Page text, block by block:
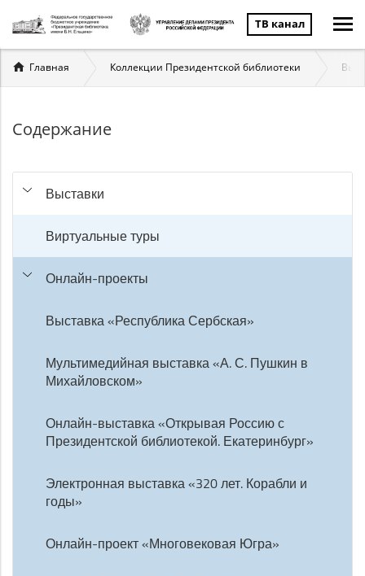
ТВ канал
Вы
здесь
Главная Коллекции Президентской библиотеки
Содержание
Выставки
Виртуальные туры
Онлайн-проекты
Выставка «Республика Сербская»
Мультимедийная выставка «А. С. Пушкин в
Михайловском»
Онлайн-выставка «Открывая Россию с
Президентской библиотекой. Екатеринбург»
Электронная выставка «320 лет. Корабли и
годы»
Онлайн-проект «Многовековая Югра»